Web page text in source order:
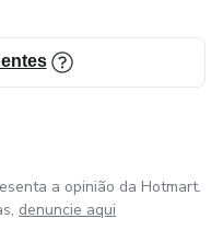
a opinião da Hotmart.
denuncie aqui